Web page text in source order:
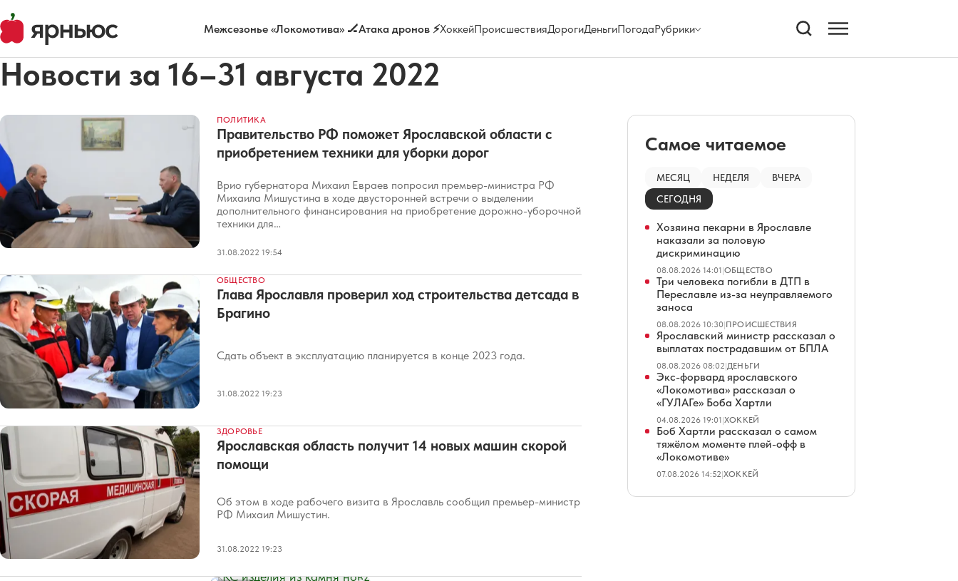
Межсезонье «Локомотива» 🏒Атака дронов ⚡ХоккейПроисшествияДорогиДеньгиПогодаРубрики
Новости за 16–31 августа 2022
ПОЛИТИКА
Правительство РФ поможет Ярославской области с
приобретением техники для уборки дорог
Врио губернатора Михаил Евраев попросил премьер-министра РФ
Михаила Мишустина в ходе двусторонней встречи о выделении
дополнительного финансирования на приобретение дорожно-уборочной
техники для…
31.08.2022 19:54
ОБЩЕСТВО
Глава Ярославля проверил ход строительства детсада в
Брагино
Сдать объект в эксплуатацию планируется в конце 2023 года.
31.08.2022 19:23
ЗДОРОВЬЕ
Ярославская область получит 14 новых машин скорой
помощи
Об этом в ходе рабочего визита в Ярославль сообщил премьер-министр
РФ Михаил Мишустин.
31.08.2022 19:23
Самое читаемое
МЕСЯЦ НЕДЕЛЯ
ВЧЕРА
СЕГОДНЯ
Хозяина пекарни в Ярославле
наказали за половую
дискриминацию
08.08.2026 14:01|ОБЩЕСТВО
Три человека погибли в ДТП в
Переславле из-за неуправляемого
заноса
08.08.2026 10:30|ПРОИСШЕСТВИЯ
Ярославский министр рассказал о
выплатах пострадавшим от БПЛА
08.08.2026 08:02|ДЕНЬГИ
Экс-форвард ярославского
«Локомотива» рассказал о
«ГУЛАГе» Боба Хартли
04.08.2026 19:01|ХОККЕЙ
Боб Хартли рассказал о самом
тяжёлом моменте плей-офф в
«Локомотиве»
07.08.2026 14:52|ХОККЕЙ